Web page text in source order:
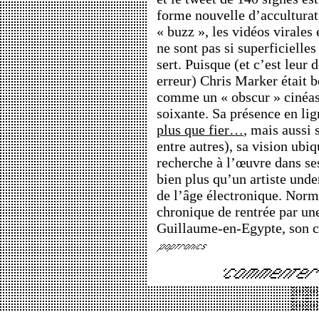
forme nouvelle
« buzz », les vidéos virales
ne sont pas si
sert. Puisque (et c’est leur
erreur) Chris Marker était
comme un « obscur »
soixante. Sa présence en
plus que fier…, mais aussi
entre autres), sa vision
recherche à l’œuvre dans
bien plus qu’un artiste
de l’âge électronique.
chronique de rentrée par
Guillaume-en-Egypte, son